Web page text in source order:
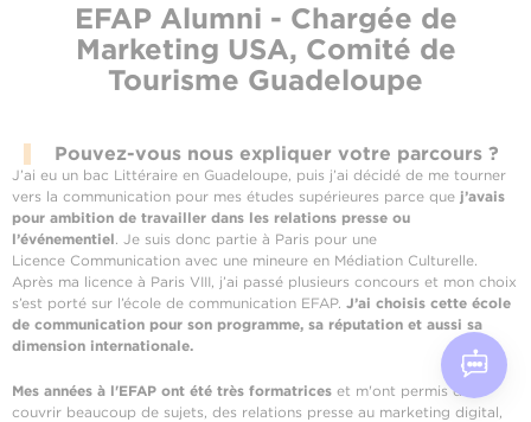
EFAP Alumni - Chargée de
Marketing USA, Comité de
Tourisme Guadeloupe
Pouvez-vous nous expliquer votre parcours ?
J’ai eu un bac Littéraire en Guadeloupe, puis j’ai décidé de me tourner
vers la communication pour mes études supérieures parce que j’avais
pour ambition de travailler dans les relations presse ou
l’événementiel. Je suis donc partie à Paris pour une
Licence Communication avec une mineure en Médiation Culturelle.
Après ma licence à Paris VIII, j’ai passé plusieurs concours et mon choix
s’est porté sur l’école de communication EFAP. J’ai choisis cette école
de communication pour son programme, sa réputation et aussi sa
dimension internationale.
Mes années à l'EFAP ont été très formatrices et m'ont permis de
couvrir beaucoup de sujets, des relations presse au marketing digital,